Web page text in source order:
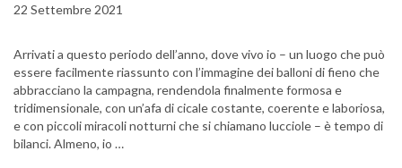
22 Settembre 2021
Arrivati a questo periodo dell’anno, dove vivo io – un luogo che può
essere facilmente riassunto con l’immagine dei balloni di fieno che
abbracciano la campagna, rendendola finalmente formosa e
tridimensionale, con un’afa di cicale costante, coerente e laboriosa,
e con piccoli miracoli notturni che si chiamano lucciole – è tempo di
bilanci. Almeno, io …